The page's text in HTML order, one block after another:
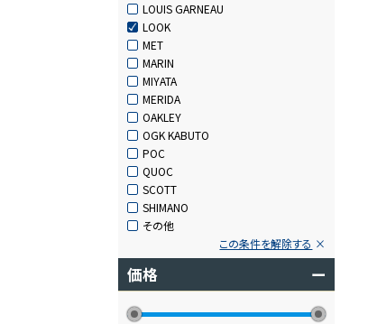
LOUIS GARNEAU
LOOK
MET
MARIN
MIYATA
MERIDA
OAKLEY
OGK KABUTO
POC
QUOC
SCOTT
SHIMANO
その他
この条件を解除する
価格 ー